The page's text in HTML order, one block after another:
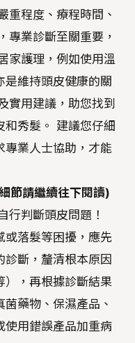
重程度、療程時間、
專業診斷至關重要，
家護理，例如使用溫
是維持頭皮健康的關
實用建議，助您找到
和秀髮。 建議您仔細
專業人士協助，才能
節請繼續往下閱讀)
行判斷頭皮問題！
或落髮等困擾，應先
診斷，釐清根本原因
），再根據診斷結果
藥物、保濕產品、
使用錯誤產品加重病